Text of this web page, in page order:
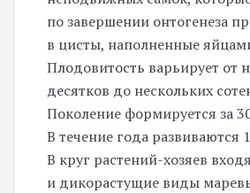
по завершении онтогенеза
в цисты, наполненные
Плодовитость варьирует от
десятков до нескольких
Поколение формируется за
В течение года развиваются
В круг растений-хозяев
и дикорастущие виды